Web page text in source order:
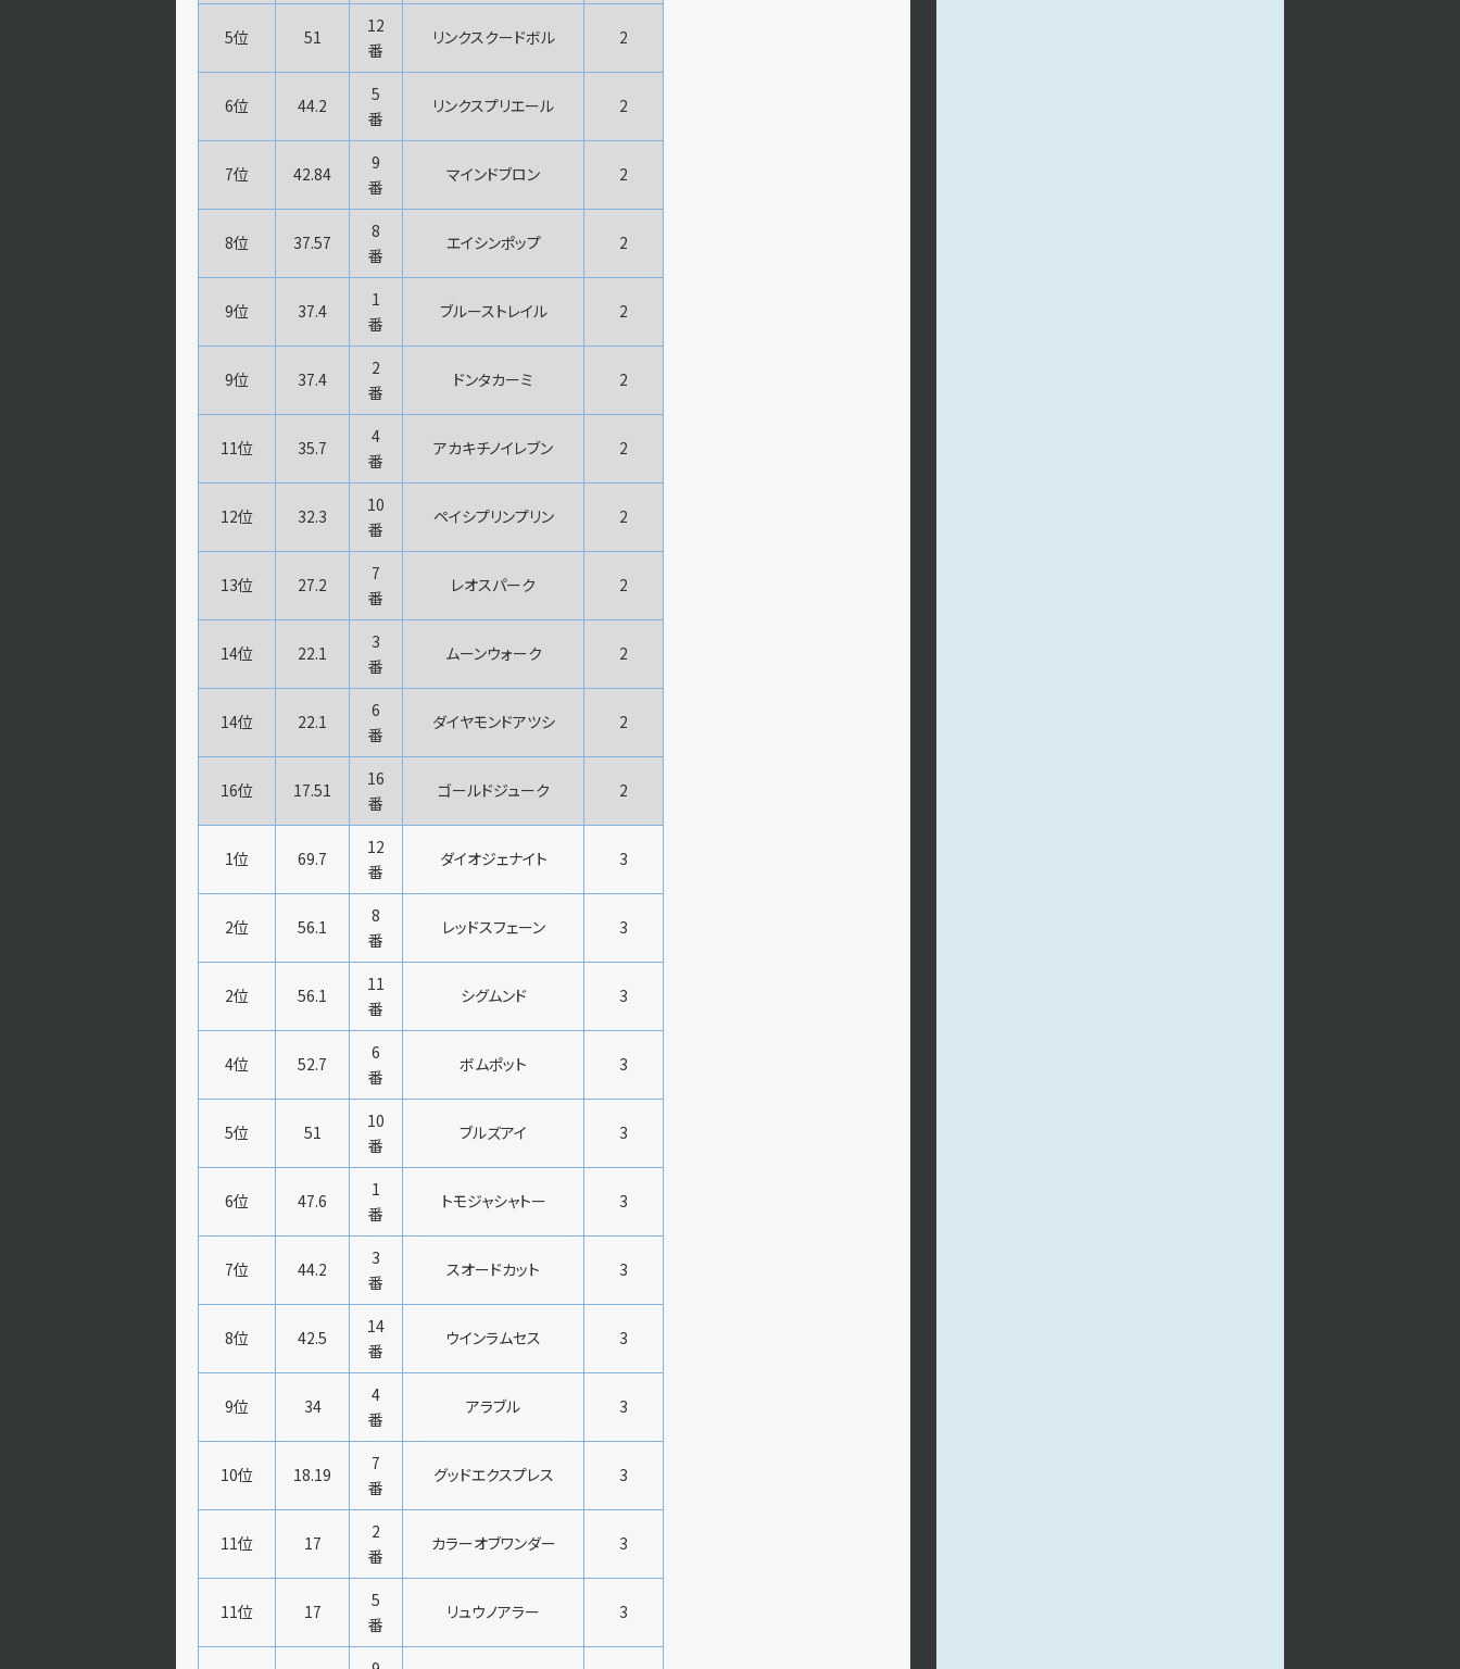
5位 51
12
番
リンクスクードボル 2
6位 44.2
5
番
リンクスプリエール 2
7位 42.84
9
番
マインドブロン 2
8位 37.57
8
番
エイシンポップ 2
9位 37.4
1
番
ブルーストレイル 2
9位 37.4
2
番
ドンタカーミ 2
11位 35.7
4
番
アカキチノイレブン 2
12位 32.3
10
番
ペイシプリンプリン 2
13位 27.2
7
番
レオスパーク 2
14位 22.1
3
番
ムーンウォーク 2
14位 22.1
6
番
ダイヤモンドアツシ 2
16位 17.51
16
番
ゴールドジューク 2
1位 69.7
12
番
ダイオジェナイト 3
2位 56.1
8
番
レッドスフェーン 3
2位 56.1
11
番
シグムンド 3
4位 52.7
6
番
ボムポット 3
5位 51
10
番
ブルズアイ 3
6位 47.6
1
番
トモジャシャトー 3
7位 44.2
3
番
スオードカット 3
8位 42.5
14
番
ウインラムセス 3
9位 34
4
番
アラブル 3
10位 18.19
7
番
グッドエクスプレス 3
11位 17
2
番
カラーオブワンダー 3
11位 17
5
番
リュウノアラー 3